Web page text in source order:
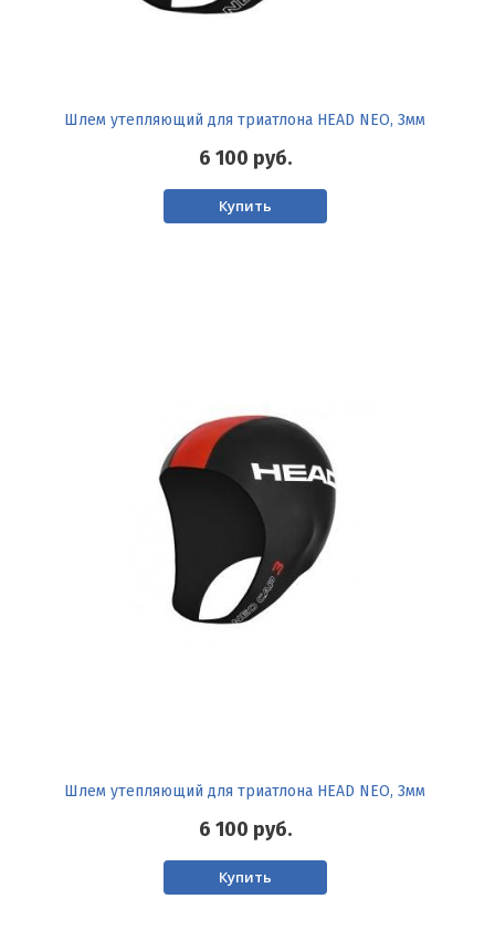
Шлем утепляющий для триатлона HEAD NEO, 3мм
6 100 руб.
Купить
Шлем утепляющий для триатлона HEAD NEO, 3мм
6 100 руб.
Купить